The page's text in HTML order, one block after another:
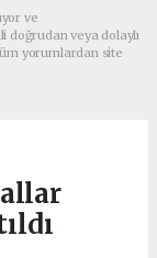
ve
doğrudan veya dolaylı
yorumlardan site